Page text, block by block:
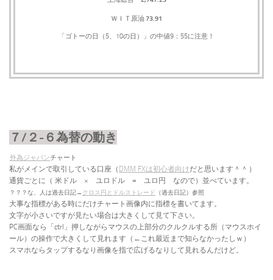
ＷＩＴ原油 73.91
「ゴトーの日（5、10の日）」の中値9：55に注意！
７/２-６為替の動き
外為ジャパンチャート
私がメインで取引している口座（ DMM FXは初心者向けだと思います＾＾ ）
通貨ごとに（ 米ドル × ユロドル = ユロ円 なので）並べています。
？？？な、人は過去日記→ クロス円とドルストレード （過去日記）参照
大事な指標がある時にだけチャート画像内に指標を書いてます。
文字が小さいですが見たい場合は大きくして見て下さい。
PC画面なら「ctrl」押しながらマウスの上部分のクルクルする所（マウスホイ
ール）の操作で大きくして見れます（←これ最近まで知らなかったしｗ）
スマホならタップするなり画像を指で広げるなりして見れるんだけど。